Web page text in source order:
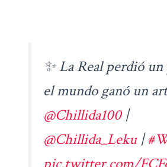
✨ La Real perdió
el mundo ganó un
@Chillida100|
@Chillida_Leku|